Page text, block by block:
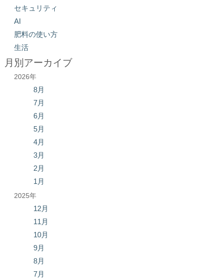
セキュリティ
AI
肥料の使い方
生活
月別アーカイブ
2026年
8月
7月
6月
5月
4月
3月
2月
1月
2025年
12月
11月
10月
9月
8月
7月